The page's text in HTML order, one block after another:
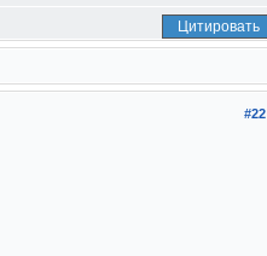
Цитировать
#22